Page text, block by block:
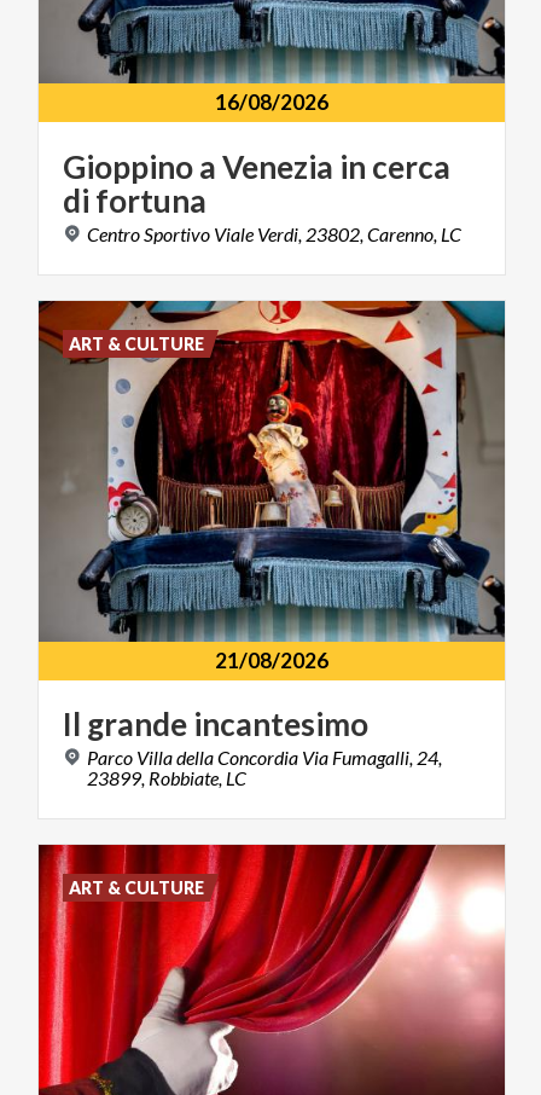
16/08/2026
GioppinoaVenezia in cerca
di fortuna
Centro Sportivo Viale Verdi, 23802, Carenno, LC
21/08/2026
Il grande incantesimo
Parco Villa della Concordia Via Fumagalli, 24,
23899, Robbiate, LC
ART & CULTURE
ART & CULTURE